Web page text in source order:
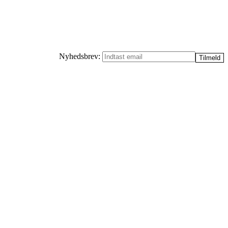
Nyhedsbrev: